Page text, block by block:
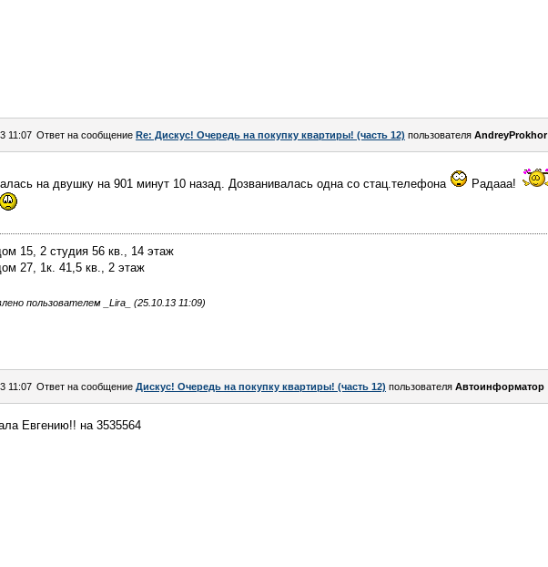
11:07 Ответ на сообщение Re: Дискус! Очередь на покупку квартиры! (часть 12) пользователя AndreyProkhor
на двушку на 901 минут 10 назад. Дозванивалась одна со стац.телефона Радааа!
15, 2 студия 56 кв., 14 этаж
27, 1к. 41,5 кв., 2 этаж
пользователем _Lira_ (25.10.13 11:09)
11:07 Ответ на сообщение Дискус! Очередь на покупку квартиры! (часть 12) пользователя Автоинформатор
Евгению!! на 3535564